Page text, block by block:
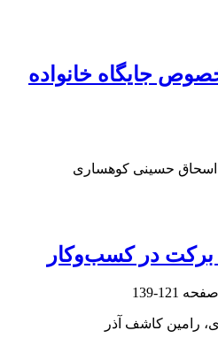
جایگاه خانواده
اسحاق حسینى کوهسارى
برکت در کسب‌وکار
121-139
رامین کاشف آذر